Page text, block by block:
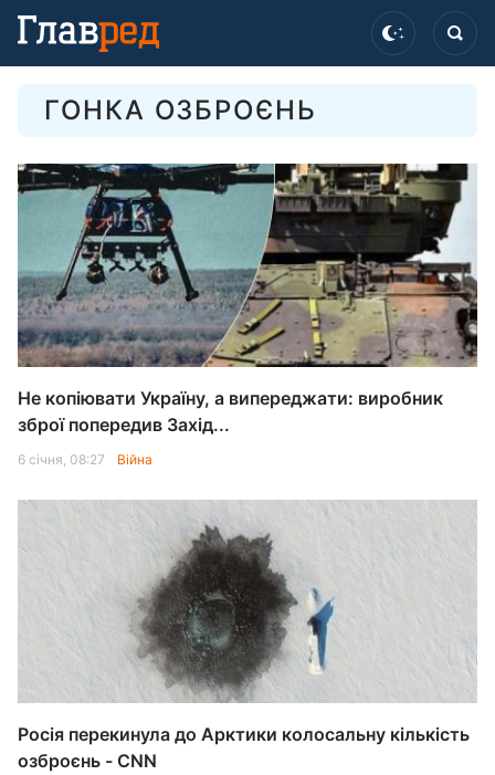
ГОНКА ОЗБРОЄНЬ
Не копіювати Україну, а випереджати: виробник
зброї попередив Захід...
6 січня, 08:27 Війна
Росія перекинула до Арктики колосальну кількість
озброєнь - CNN